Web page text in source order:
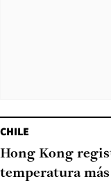
CHILE
Hong Kong
temperatura más